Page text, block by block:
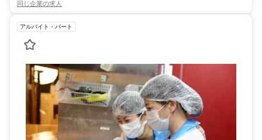
同じ企業の求人
アルバイト・パート